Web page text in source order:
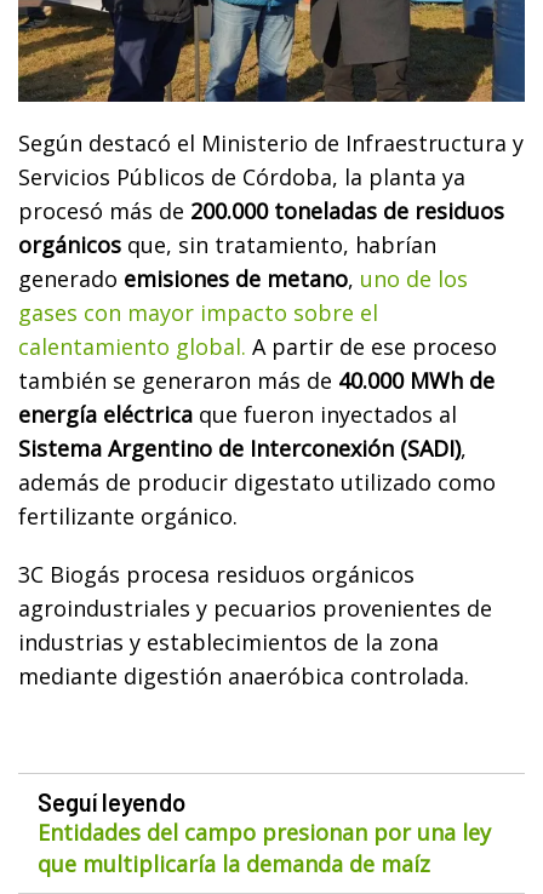
Según destacó el Ministerio de Infraestructura y
Servicios Públicos de Córdoba, la planta ya
procesó más de 200.000 toneladas de residuos
orgánicos que, sin tratamiento, habrían
generado emisiones de metano, uno de los
gases con mayor impacto sobre el
calentamiento global. A partir de ese proceso
también se generaron más de 40.000 MWh de
energía eléctrica que fueron inyectados al
Sistema Argentino de Interconexión (SADI),
además de producir digestato utilizado como
fertilizante orgánico.
3C Biogás procesa residuos orgánicos
agroindustriales y pecuarios provenientes de
industrias y establecimientos de la zona
mediante digestión anaeróbica controlada.
Seguí leyendo
Entidades del campo presionan por una ley
que multiplicaría la demanda de maíz